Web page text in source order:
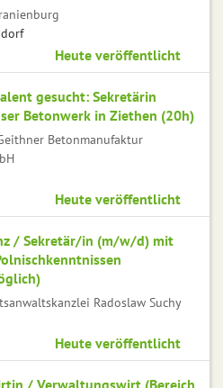
Heute veröffentlicht
gesucht: Sekretärin
Betonwerk in Ziethen (20h)
Betonmanufaktur
Heute veröffentlicht
/ Sekretär/in (m/w/d) mit
Radoslaw Suchy
Heute veröffentlicht